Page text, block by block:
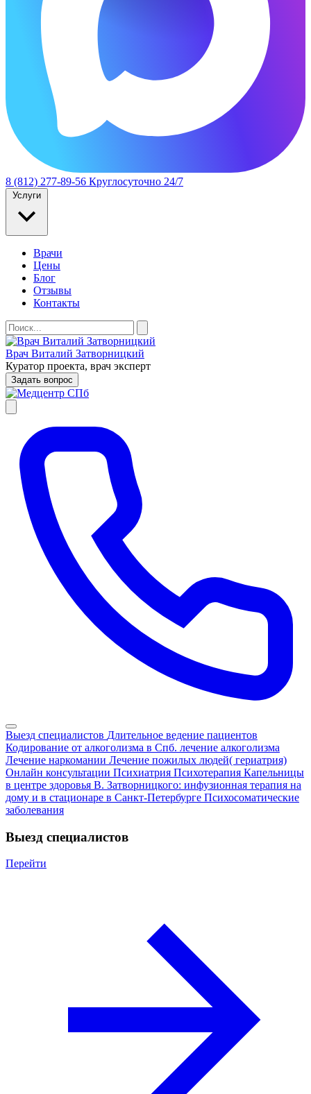
8 (812) 277-89-56 Круглосуточно 24/7
Услуги
Врачи
Цены
Блог
Отзывы
Контакты
Врач Виталий Затворницкий
Куратор проекта, врач эксперт
Задать вопрос
Выезд специалистов Длительное ведение пациентов
Кодирование от алкоголизма в Спб. лечение алкоголизма
Лечение наркомании Лечение пожилых людей( гериатрия)
Онлайн консультации Психиатрия Психотерапия Капельницы
в центре здоровья В. Затворницкого: инфузионная терапия на
дому и в стационаре в Санкт-Петербурге Психосоматические
заболевания
Выезд специалистов
Перейти